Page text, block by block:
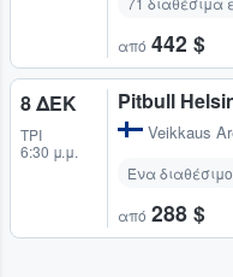
από 442 $
8 ΔΕΚ
ΤΡΊ
6:30 μ.μ.
Pitbull
Veikkaus
Ένα διαθέσιμο
από 288 $